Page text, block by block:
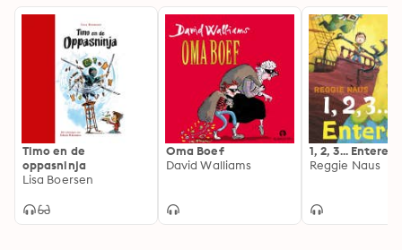
Timo en de
oppasninja
Lisa Boersen
Oma Boef
David Walliams
1, 2, 3... Enteren!
Reggie Naus